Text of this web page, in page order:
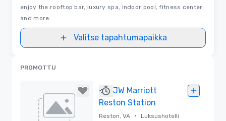
enjoy the rooftop bar, luxury spa, indoor pool, fitness center
and more.
Valitse tapahtumapaikka
PROMOTTU
JW Marriott
Reston Station
Reston, VA • Luksushotelli